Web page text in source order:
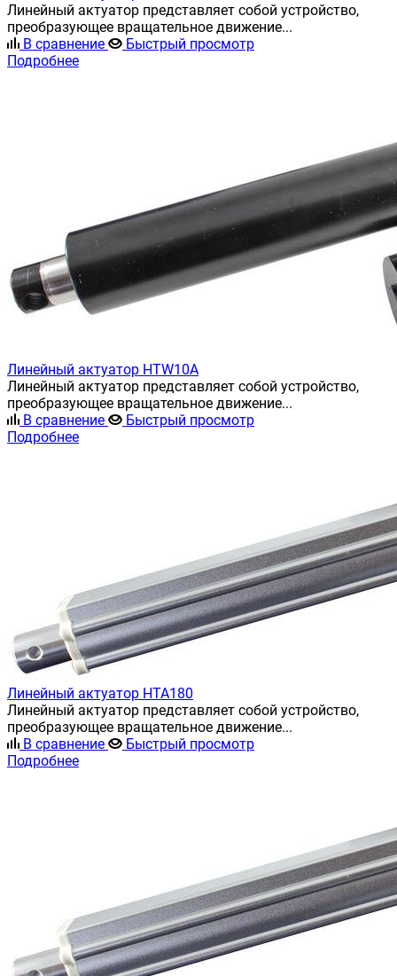
Линейный актуатор представляет собой устройство,
преобразующее вращательное движение...
В сравнение
Быстрый просмотр
Подробнее
Линейный актуатор HTW10A
Линейный актуатор представляет собой устройство,
преобразующее вращательное движение...
В сравнение
Быстрый просмотр
Подробнее
Линейный актуатор HTA180
Линейный актуатор представляет собой устройство,
преобразующее вращательное движение...
В сравнение
Быстрый просмотр
Подробнее